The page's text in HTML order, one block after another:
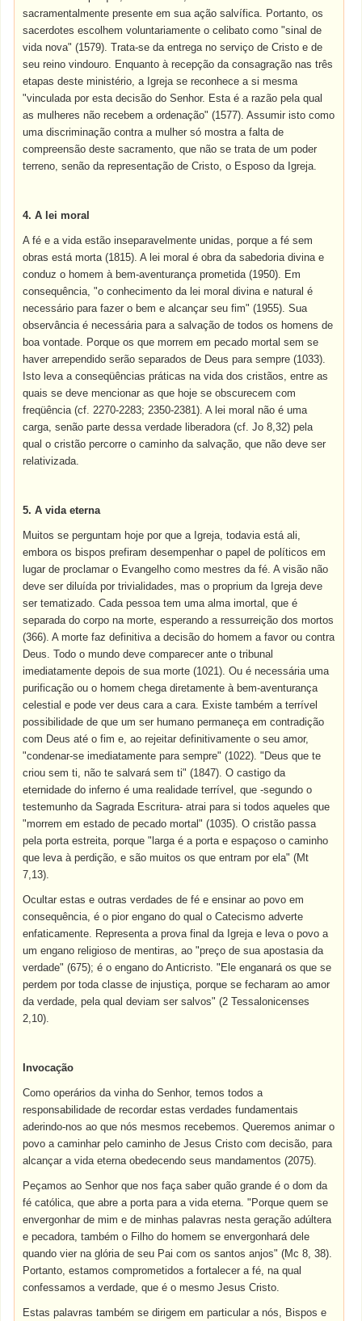
sacramentalmente presente em sua ação salvífica. Portanto, os
sacerdotes escolhem voluntariamente o celibato como "sinal de
vida nova" (1579). Trata-se da entrega no serviço de Cristo e de
seu reino vindouro. Enquanto à recepção da consagração nas três
etapas deste ministério, a Igreja se reconhece a si mesma
"vinculada por esta decisão do Senhor. Esta é a razão pela qual
as mulheres não recebem a ordenação" (1577). Assumir isto como
uma discriminação contra a mulher só mostra a falta de
compreensão deste sacramento, que não se trata de um poder
terreno, senão da representação de Cristo, o Esposo da Igreja.
4. A lei moral
A fé e a vida estão inseparavelmente unidas, porque a fé sem
obras está morta (1815). A lei moral é obra da sabedoria divina e
conduz o homem à bem-aventurança prometida (1950). Em
consequência, "o conhecimento da lei moral divina e natural é
necessário para fazer o bem e alcançar seu fim" (1955). Sua
observância é necessária para a salvação de todos os homens de
boa vontade. Porque os que morrem em pecado mortal sem se
haver arrependido serão separados de Deus para sempre (1033).
Isto leva a conseqüências práticas na vida dos cristãos, entre as
quais se deve mencionar as que hoje se obscurecem com
freqüência (cf. 2270-2283; 2350-2381). A lei moral não é uma
carga, senão parte dessa verdade liberadora (cf. Jo 8,32) pela
qual o cristão percorre o caminho da salvação, que não deve ser
relativizada.
5. A vida eterna
Muitos se perguntam hoje por que a Igreja, todavia está ali,
embora os bispos prefiram desempenhar o papel de políticos em
lugar de proclamar o Evangelho como mestres da fé. A visão não
deve ser diluída por trivialidades, mas o proprium da Igreja deve
ser tematizado. Cada pessoa tem uma alma imortal, que é
separada do corpo na morte, esperando a ressurreição dos mortos
(366). A morte faz definitiva a decisão do homem a favor ou contra
Deus. Todo o mundo deve comparecer ante o tribunal
imediatamente depois de sua morte (1021). Ou é necessária uma
purificação ou o homem chega diretamente à bem-aventurança
celestial e pode ver deus cara a cara. Existe também a terrível
possibilidade de que um ser humano permaneça em contradição
com Deus até o fim e, ao rejeitar definitivamente o seu amor,
"condenar-se imediatamente para sempre" (1022). "Deus que te
criou sem ti, não te salvará sem ti" (1847). O castigo da
eternidade do inferno é uma realidade terrível, que -segundo o
testemunho da Sagrada Escritura- atrai para si todos aqueles que
"morrem em estado de pecado mortal" (1035). O cristão passa
pela porta estreita, porque "larga é a porta e espaçoso o caminho
que leva à perdição, e são muitos os que entram por ela" (Mt
7,13).
Ocultar estas e outras verdades de fé e ensinar ao povo em
consequência, é o pior engano do qual o Catecismo adverte
enfaticamente. Representa a prova final da Igreja e leva o povo a
um engano religioso de mentiras, ao "preço de sua apostasia da
verdade" (675); é o engano do Anticristo. "Ele enganará os que se
perdem por toda classe de injustiça, porque se fecharam ao amor
da verdade, pela qual deviam ser salvos" (2 Tessalonicenses
2,10).
Invocação
Como operários da vinha do Senhor, temos todos a
responsabilidade de recordar estas verdades fundamentais
aderindo-nos ao que nós mesmos recebemos. Queremos animar o
povo a caminhar pelo caminho de Jesus Cristo com decisão, para
alcançar a vida eterna obedecendo seus mandamentos (2075).
Peçamos ao Senhor que nos faça saber quão grande é o dom da
fé católica, que abre a porta para a vida eterna. "Porque quem se
envergonhar de mim e de minhas palavras nesta geração adúltera
e pecadora, também o Filho do homem se envergonhará dele
quando vier na glória de seu Pai com os santos anjos" (Mc 8, 38).
Portanto, estamos comprometidos a fortalecer a fé, na qual
confessamos a verdade, que é o mesmo Jesus Cristo.
Estas palavras também se dirigem em particular a nós, Bispos e